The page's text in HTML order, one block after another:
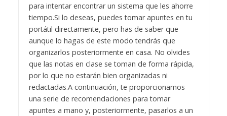
para intentar encontrar un sistema que les ahorre
tiempo.Si lo deseas, puedes tomar apuntes en tu
portátil directamente, pero has de saber que
aunque lo hagas de este modo tendrás que
organizarlos posteriormente en casa. No olvides
que las notas en clase se toman de forma rápida,
por lo que no estarán bien organizadas ni
redactadas.A continuación, te proporcionamos
una serie de recomendaciones para tomar
apuntes a mano y, posteriormente, pasarlos a un